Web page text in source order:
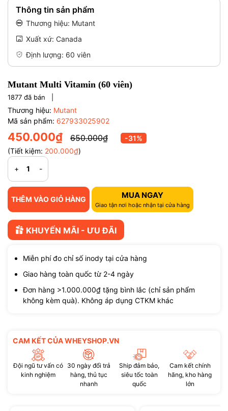
Thông tin sản phẩm
Thương hiệu: Mutant
Xuất xứ: Canada
Định lượng: 60 viên
Mutant Multi Vitamin (60 viên)
1877 đã bán |
Thương hiệu: Mutant
Mã sản phẩm: 627933025902
450.000₫ 650.000₫
-31%
(Tiết kiệm: 200.000₫)
-
+
THÊM VÀO GIỎ HÀNG MUA NGAY
Giao tận nơi hoặc nhận tại cửa hàng
KHUYẾN MÃI - ƯU ĐÃI
Miễn phí đo chỉ số inody tại cửa hàng
Giao hàng toàn quốc từ 2-4 ngày
Đơn hàng >1.000.000₫ tặng bình lắc (chỉ sản phẩm
không kèm quà). Không áp dụng CTKM khác
CAM KẾT CỦA WHEYSHOP.VN
Đội ngũ tư vấn có
kinh nghiệm
30 ngày đổi trả
hàng, thủ tục
nhanh
Ship đảm bảo,
siêu tốc toàn
quốc
Cam kết chính
hãng, kho hàng
lớn